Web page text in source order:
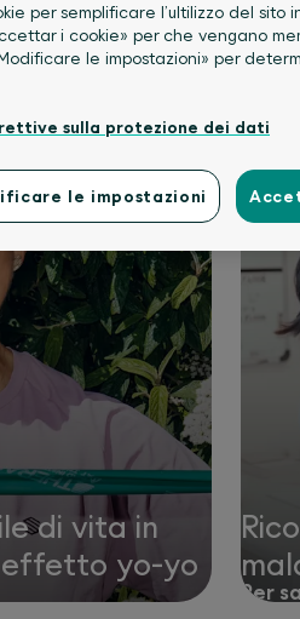
di vita in
effetto yo-yo
Per
per semplificare l’ultilizzo del sito
i cookie» per che vengano
le impostazioni» per
sulla protezione dei dati
le impostazioni